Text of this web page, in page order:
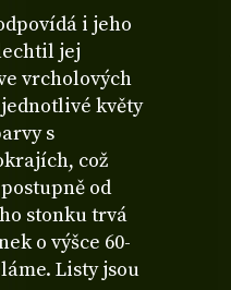
i jeho
jej
vrcholových
květy
s
což
od
stonku trvá
o výšce 60-
Listy jsou